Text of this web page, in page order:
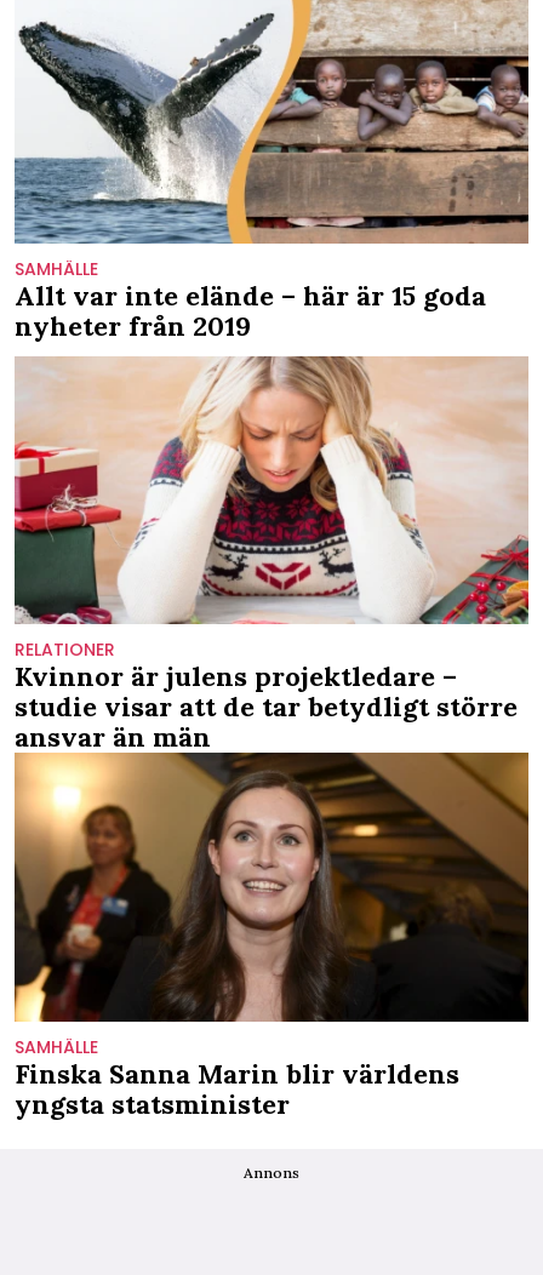
SAMHÄLLE
Allt var inte elände – här är 15 goda
nyheter från 2019
RELATIONER
Kvinnor är julens projektledare –
studie visar att de tar betydligt större
ansvar än män
SAMHÄLLE
Finska Sanna Marin blir världens
yngsta statsminister
Annons